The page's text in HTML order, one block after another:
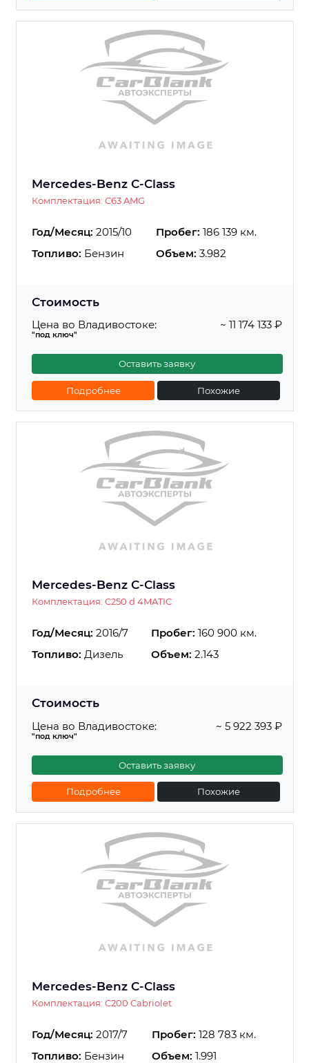
Mercedes-Benz C-Class
Комплектация: C63 AMG
Год/Месяц: 2015/10 Пробег: 186 139 км.
Топливо: Бензин Объем: 3.982
Стоимость
Цена во Владивостоке:
"под ключ"
~ 11 174 133 ₽
Оставить заявку
Подробнее Похожие
Mercedes-Benz C-Class
Комплектация: C250 d 4MATIC
Год/Месяц: 2016/7 Пробег: 160 900 км.
Топливо: Дизель Объем: 2.143
Стоимость
Цена во Владивостоке:
"под ключ"
~ 5 922 393 ₽
Оставить заявку
Подробнее Похожие
Mercedes-Benz C-Class
Комплектация: C200 Cabriolet
Год/Месяц: 2017/7 Пробег: 128 783 км.
Топливо: Бензин Объем: 1.991